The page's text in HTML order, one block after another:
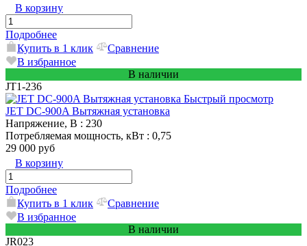
В корзину
Подробнее
Купить в 1 клик
Сравнение
В избранное
В наличии
JT1-236
Быстрый просмотр
JET DC-900A Вытяжная установка
Напряжение, В : 230
Потребляемая мощность, кВт : 0,75
29 000 руб
В корзину
Подробнее
Купить в 1 клик
Сравнение
В избранное
В наличии
JR023